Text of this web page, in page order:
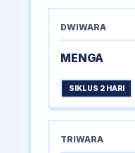
DWIWARA
MENGA
SIKLUS 2 HARI
TRIWARA